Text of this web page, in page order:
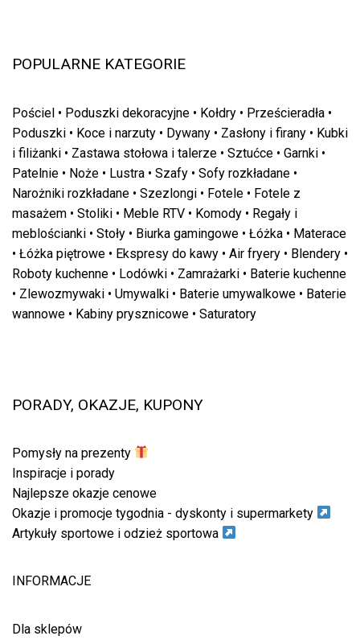
POPULARNE KATEGORIE
Pościel • Poduszki dekoracyjne • Kołdry • Prześcieradła •
Poduszki • Koce i narzuty • Dywany • Zasłony i firany • Kubki
i filiżanki • Zastawa stołowa i talerze • Sztućce • Garnki •
Patelnie • Noże • Lustra • Szafy • Sofy rozkładane •
Narożniki rozkładane • Szezlongi • Fotele • Fotele z
masażem • Stoliki • Meble RTV • Komody • Regały i
meblościanki • Stoły • Biurka gamingowe • Łóżka • Materace
• Łóżka piętrowe • Ekspresy do kawy • Air fryery • Blendery •
Roboty kuchenne • Lodówki • Zamrażarki • Baterie kuchenne
• Zlewozmywaki • Umywalki • Baterie umywalkowe • Baterie
wannowe • Kabiny prysznicowe • Saturatory
PORADY, OKAZJE, KUPONY
Pomysły na prezenty
Inspiracje i porady
Najlepsze okazje cenowe
Okazje i promocje tygodnia - dyskonty i supermarkety
Artykuły sportowe i odzież sportowa
INFORMACJE
Dla sklepów